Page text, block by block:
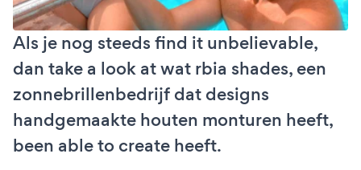
Als je nog steeds find it unbelievable,
dan take a look at wat rbia shades, een
zonnebrillenbedrijf dat designs
handgemaakte houten monturen heeft,
been able to create heeft.